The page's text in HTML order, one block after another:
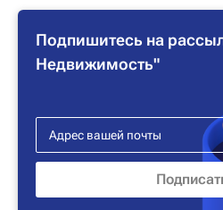
Подпишитесь на
Недвижимость"